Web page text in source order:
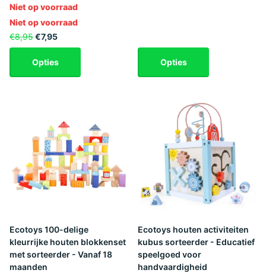
Niet op voorraad
Niet op voorraad
€8,95€7,95
Opties Opties
Ecotoys 100-delige
kleurrijke houten blokkenset
met sorteerder - Vanaf 18
maanden
Ecotoys houten activiteiten
kubus sorteerder - Educatief
speelgoed voor
handvaardigheid